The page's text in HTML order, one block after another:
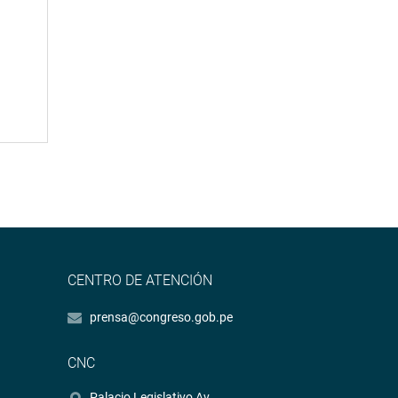
CENTRO DE ATENCIÓN
prensa@congreso.gob.pe
CNC